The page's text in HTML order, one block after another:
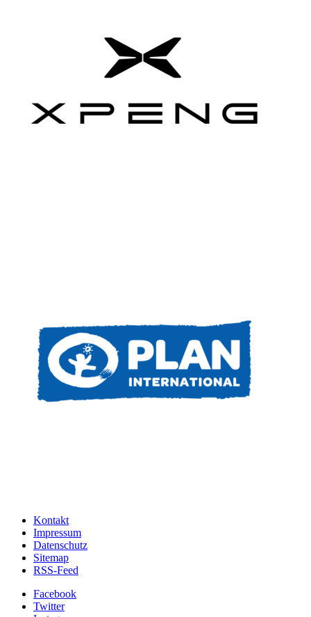
Kontakt
Impressum
Datenschutz
Sitemap
RSS-Feed
Facebook
Twitter